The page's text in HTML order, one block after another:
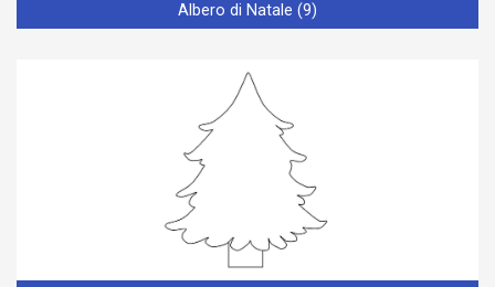
Albero di Natale (9)